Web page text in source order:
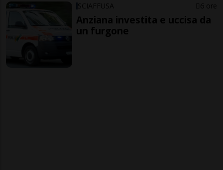
SCIAFFUSA 6 ore
Anziana investita e uccisa da
un furgone